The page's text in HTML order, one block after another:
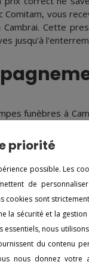
vous
Cette
jusqu'à
funèbres à
et vous
recueillir
Pompes
priorité
possible. Les
de
cookies sont
la sécurité et la gestion
essentiels, nous
du contenu
nous donnez votre